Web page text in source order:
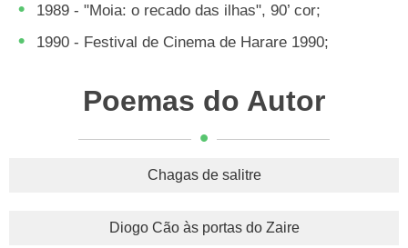
1989 - "Moia: o recado das ilhas", 90’ cor;
1990 - Festival de Cinema de Harare 1990;
Poemas do Autor
Chagas de salitre
Diogo Cão às portas do Zaire